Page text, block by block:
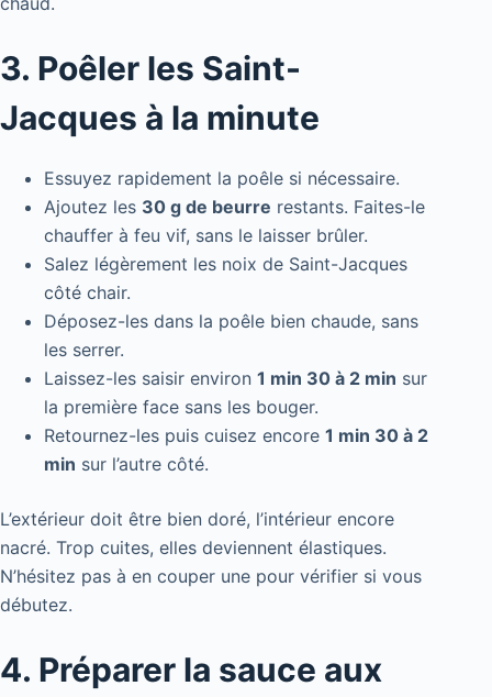
3. Poêler les Saint-
Jacques à la minute
Essuyez rapidement la poêle si nécessaire.
Ajoutez les 30 g de beurre restants. Faites-le
chauffer à feu vif, sans le laisser brûler.
Salez légèrement les noix de Saint-Jacques
côté chair.
Déposez-les dans la poêle bien chaude, sans
les serrer.
Laissez-les saisir environ 1 min 30 à 2 min sur
la première face sans les bouger.
Retournez-les puis cuisez encore 1 min 30 à 2
min sur l’autre côté.
L’extérieur doit être bien doré, l’intérieur encore
nacré. Trop cuites, elles deviennent élastiques.
N’hésitez pas à en couper une pour vérifier si vous
débutez.
4. Préparer la sauce aux